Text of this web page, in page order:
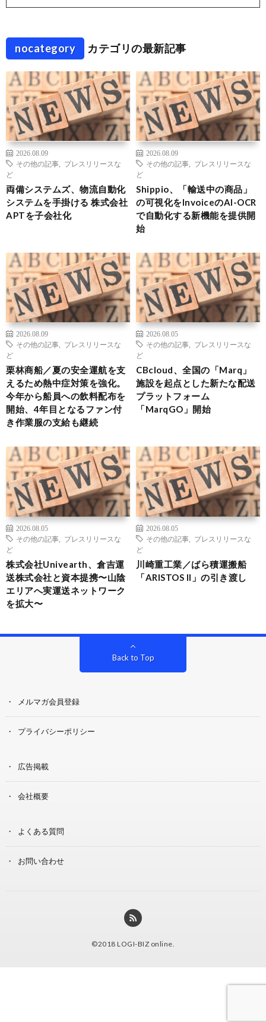
nocategory カテゴリの最新記事
2026.08.09
その他の記事
プレスリリースな
ど
両備システムズ、物流自動化
システムを手掛ける 株式会社
APTを子会社化
2026.08.09
その他の記事
プレスリリースな
ど
Shippio、「輸送中の商品」
の可視化をInvoiceのAI-OCR
で自動化する新機能を提供開
始
2026.08.09
その他の記事
プレスリリースな
ど
栗林商船／夏の安全運航を支
えるため熱中症対策を強化。
今年から船員への飲料配布を
開始、4年目となるファン付
き作業服の支給も継続
2026.08.05
その他の記事
プレスリリースな
ど
CBcloud、全国の「Marq」
施設を起点とした新たな配送
プラットフォーム
「MarqGO」開始
2026.08.05
その他の記事
プレスリリースな
ど
株式会社Univearth、倉吉運
送株式会社と資本提携〜山陰
エリアへ実運送ネットワーク
を拡大〜
2026.08.05
その他の記事
プレスリリースな
ど
川崎重工業／ばら積運搬船
「ARISTOS II」の引き渡し
Back to Top
メルマガ会員登録
プライバシーポリシー
広告掲載
会社概要
よくある質問
お問い合わせ
©2018 LOGI-BIZ online